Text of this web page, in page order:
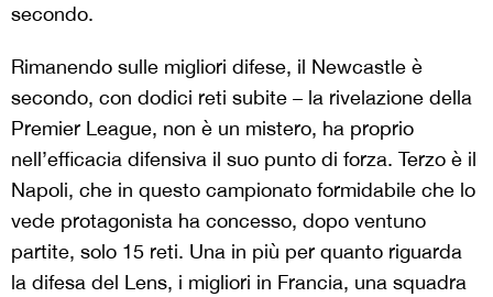
secondo.
Rimanendo sulle migliori difese, il Newcastle è
secondo, con dodici reti subite – la rivelazione della
Premier League, non è un mistero, ha proprio
nell’efficacia difensiva il suo punto di forza. Terzo è il
Napoli, che in questo campionato formidabile che lo
vede protagonista ha concesso, dopo ventuno
partite, solo 15 reti. Una in più per quanto riguarda
la difesa del Lens, i migliori in Francia, una squadra